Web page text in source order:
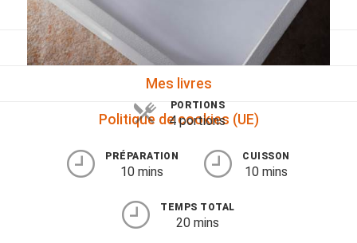
Contact
Mes livres
Politique de cookies (UE)
PORTIONS
4 portions
PRÉPARATION
10 mins
CUISSON
10 mins
TEMPS TOTAL
20 mins